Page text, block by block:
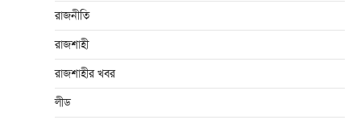
রাজনীতি
রাজশাহী
রাজশাহীর খবর
লীড